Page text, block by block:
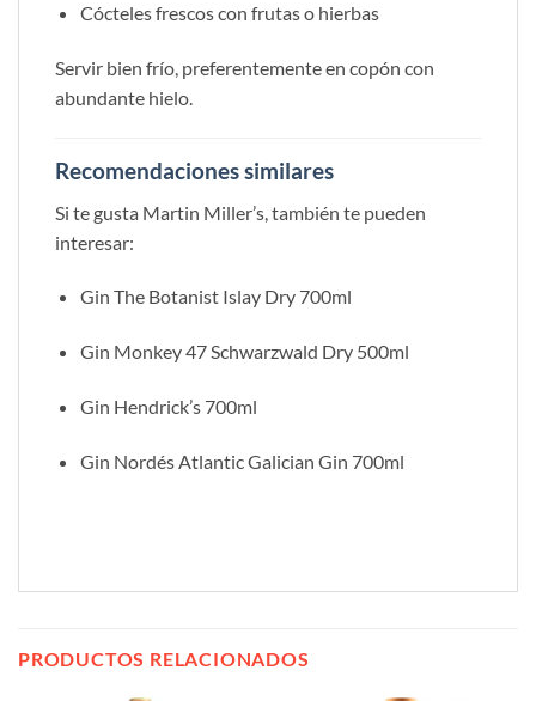
Cócteles frescos con frutas o hierbas
Servir bien frío, preferentemente en copón con
abundante hielo.
Recomendaciones similares
Si te gusta Martin Miller’s, también te pueden
interesar:
Gin The Botanist Islay Dry 700ml
Gin Monkey 47 Schwarzwald Dry 500ml
Gin Hendrick’s 700ml
Gin Nordés Atlantic Galician Gin 700ml
PRODUCTOS RELACIONADOS